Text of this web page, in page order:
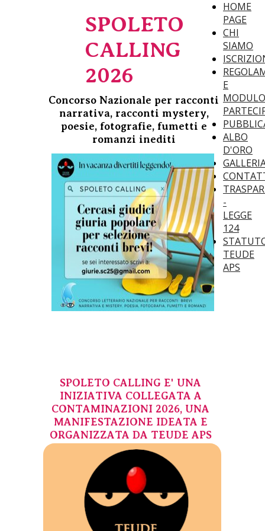
HOME
PAGE
CHI
SIAMO
E
MODULO
ALBO
D'ORO
-
LEGGE
124
TEUDE
APS
SPOLETO
CALLING
2026
Concorso Nazionale per racconti
narrativa, racconti mystery,
poesie, fotografie, fumetti e
romanzi inediti
SPOLETO CALLING E' UNA
INIZIATIVA COLLEGATA A
CONTAMINAZIONI 2026, UNA
MANIFESTAZIONE IDEATA E
ORGANIZZATA DA TEUDE APS